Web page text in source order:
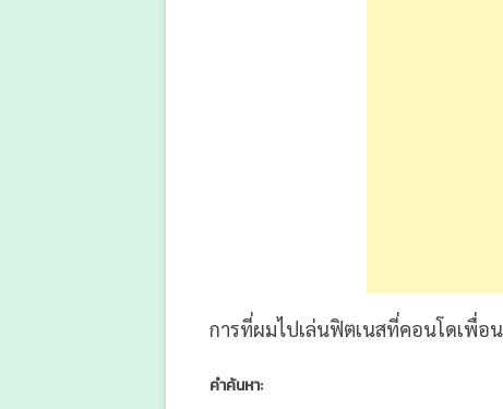
การที่ผมไปเล่นฟิตเนสที่คอนโดเพื่อ
คำค้นหา: